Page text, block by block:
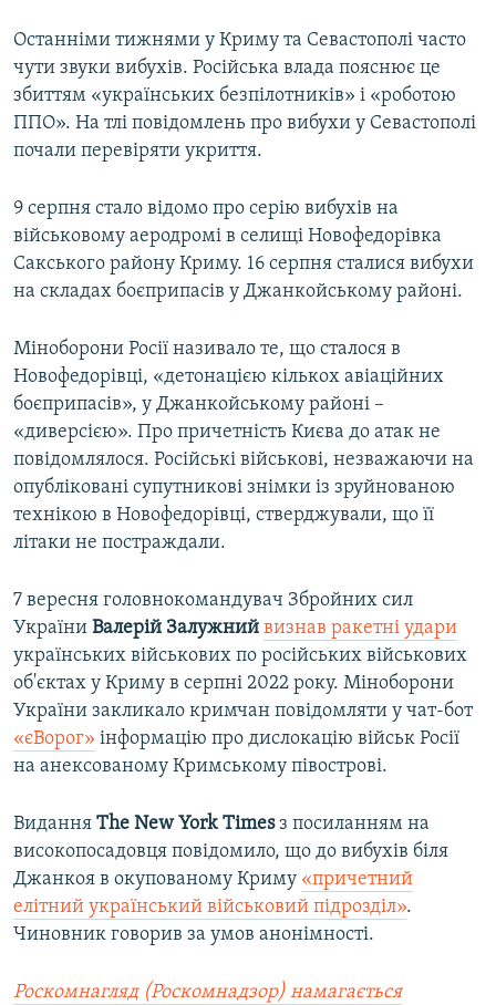
Останніми тижнями у Криму та Севастополі часто
чути звуки вибухів. Російська влада пояснює це
збиттям «українських безпілотників» і «роботою
ППО». На тлі повідомлень про вибухи у Севастополі
почали перевіряти укриття.
9 серпня стало відомо про серію вибухів на
військовому аеродромі в селищі Новофедорівка
Сакського району Криму. 16 серпня сталися вибухи
на складах боєприпасів у Джанкойському районі.
Міноборони Росії називало те, що сталося в
Новофедорівці, «детонацією кількох авіаційних
боєприпасів», у Джанкойському районі –
«диверсією». Про причетність Києва до атак не
повідомлялося. Російські військові, незважаючи на
опубліковані супутникові знімки із зруйнованою
технікою в Новофедорівці, стверджували, що її
літаки не постраждали.
7 вересня головнокомандувач Збройних сил
України Валерій Залужний визнав ракетні удари
українських військових по російських військових
об'єктах у Криму в серпні 2022 року. Міноборони
України закликало кримчан повідомляти у чат-бот
«єВорог» інформацію про дислокацію військ Росії
на анексованому Кримському півострові.
Видання The New York Timesз посиланням на
високопосадовця повідомило, що до вибухів біля
Джанкоя в окупованому Криму «причетний
елітний український військовий підрозділ».
Чиновник говорив за умов анонімності.
Роскомнагляд (Роскомнадзор) намагається